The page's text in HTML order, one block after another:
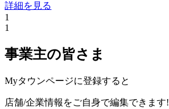
詳細を見る
1
1
事業主の皆さま
Myタウンページに登録すると
店舗/企業情報をご自身で編集できます!